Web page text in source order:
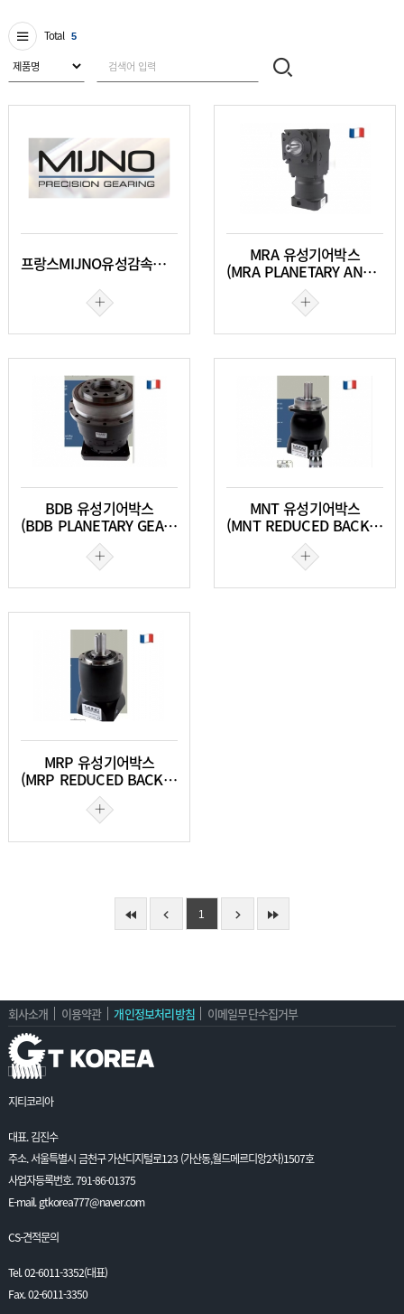
Total 5
프랑스MIJNO유성감속기(군사용유성감속기) MRA 유성기어박스
(MRA PLANETARY ANGLE GEARBOXES)
BDB 유성기어박스
(BDB PLANETARY GEARBOXES)
MNT 유성기어박스
(MNT REDUCED BACKLASH PLANETARY GEARBOX)
MRP 유성기어박스
(MRP REDUCED BACKLASH PLANETARY GEARBOXES)
1
회사소개 이용약관 개인정보처리방침 이메일무단수집거부
지티코리아
대표. 김진수
주소. 서울특별시 금천구 가산디지털로123 (가산동,월드메르디앙2차)1507호
사업자등록번호. 791-86-01375
E-mail. gtkorea777@naver.com
CS-견적문의
Tel. 02-6011-3352(대표)
Fax. 02-6011-3350